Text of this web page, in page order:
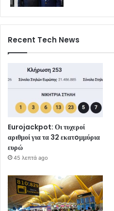
Recent Tech News
Eurojackpot: Οι τυχεροί
αριθμοί για τα 32 εκατoμμύρια
ευρώ
45 λεπτά ago